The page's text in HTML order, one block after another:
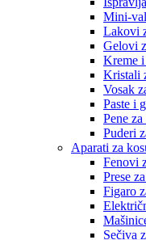
Mini-val
Lakovi
Gelovi
Kreme
Kristali
Vosak
Paste i
Pene za
Puderi
Aparati za
Fenovi
Prese
Figaro
Sečiva